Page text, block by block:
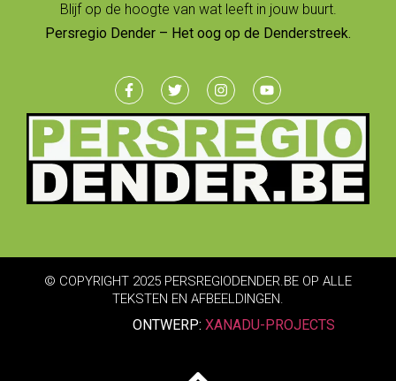
Blijf op de hoogte van wat leeft in jouw buurt.
Persregio Dender – Het oog op de Denderstreek.
© COPYRIGHT 2025 PERSREGIODENDER.BE OP ALLE
TEKSTEN EN AFBEELDINGEN.
ONTWERP: XANADU-PROJECTS